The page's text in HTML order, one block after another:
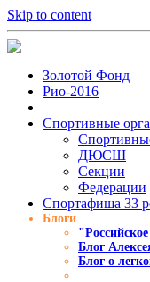
Skip to content
Золотой Фонд
Рио-2016
Спортивные
ДЮСШ
Секции
Федерации
Спортафиша 33
Блоги
Блог
Блог о